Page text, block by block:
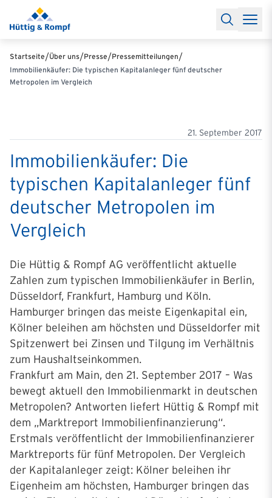
Baufinanzierung
RechnerBaufinanzierungsrechner
Anschlussfinanzierung
Partnerschaft
Partner werden
Erfolgreiche Partnerschaften
ReportsKäuferprofile 2026 10 Jahre Städtevergleich
Charts & RechnerAktuelle Bauzinsen
Startseite/Über uns/Presse/Pressemitteilungen/
Immobilienkäufer: Die typischen Kapitalanleger fünf deutscher
Metropolen im Vergleich
21. September 2017
Immobilienkäufer: Die
typischen Kapitalanleger fünf
deutscher Metropolen im
Vergleich
Die Hüttig & Rompf AG veröffentlicht aktuelle
Zahlen zum typischen Immobilienkäufer in Berlin,
Düsseldorf, Frankfurt, Hamburg und Köln.
Hamburger bringen das meiste Eigenkapital ein,
Kölner beleihen am höchsten und Düsseldorfer mit
Spitzenwert bei Zinsen und Tilgung im Verhältnis
zum Haushaltseinkommen.
Frankfurt am Main, den 21. September 2017 – Was
bewegt aktuell den Immobilienmarkt in deutschen
Metropolen? Antworten liefert Hüttig & Rompf mit
dem „Marktreport Immobilienfinanzierung“.
Erstmals veröffentlicht der Immobilienfinanzierer
Marktreports für fünf Metropolen. Der Vergleich
der Kapitalanleger zeigt: Kölner beleihen ihr
Eigenheim am höchsten, Hamburger bringen das